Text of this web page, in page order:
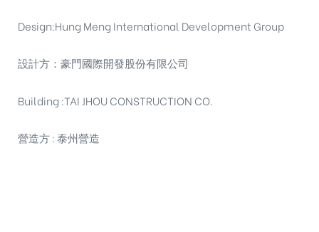
Design:Hung Meng International Development Group
設計方：豪門國際開發股份有限公司
Building :TAI JHOU CONSTRUCTION CO.
營造方 : 泰州營造